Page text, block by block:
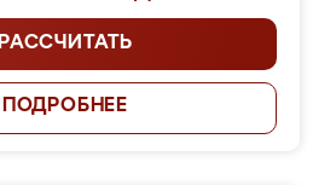
РАССЧИТАТЬ
ПОДРОБНЕЕ